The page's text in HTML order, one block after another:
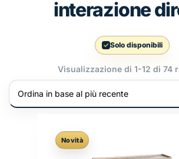
interazione
Solo disponibili
Visualizzazione di 1-12 di 74
Novità